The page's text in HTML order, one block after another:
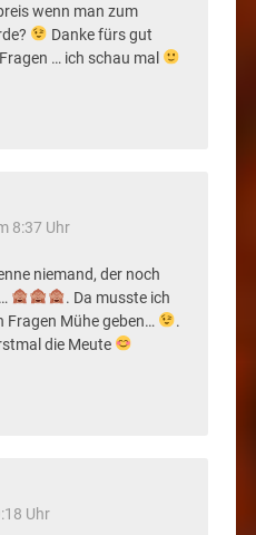
wenn man zum
Danke fürs gut
… ich schau mal
8:37 Uhr
niemand, der noch
. Da musste ich
Fragen Mühe geben…
.
die Meute
Uhr